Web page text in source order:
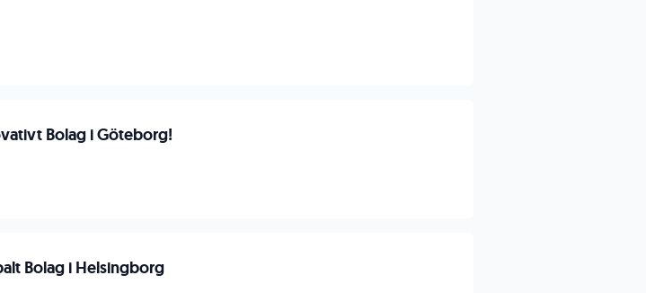
Bolag i Göteborg!
Bolag i Helsingborg